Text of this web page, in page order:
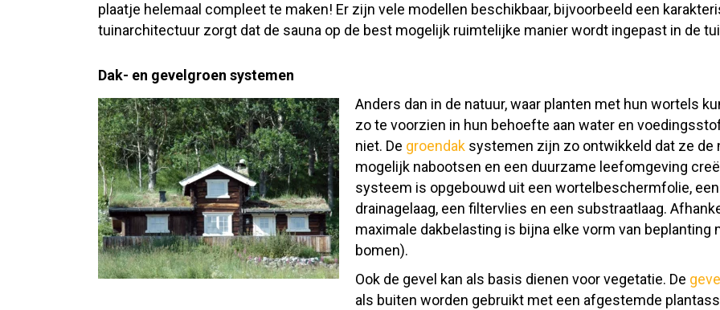
plaatje helemaal compleet te maken! Er zijn vele modellen beschikbaar, bijvoorbeeld een
tuinarchitectuur zorgt dat de sauna op de best mogelijk ruimtelijke manier wordt ingepast in de
Dak- en gevelgroen systemen
Anders dan in de natuur, waar planten met hun wortels
zo te voorzien in hun behoefte aan water en
niet. De groendak systemen zijn zo ontwikkeld dat ze
mogelijk nabootsen en een duurzame leefomgeving
systeem is opgebouwd uit een wortelbeschermfolie,
drainagelaag, een filtervlies en een substraatlaag.
maximale dakbelasting is bijna elke vorm van
bomen).
Ook de gevel kan als basis dienen voor vegetatie. De
als buiten worden gebruikt met een afgestemde